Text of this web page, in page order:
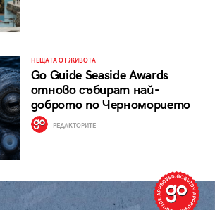
НЕЩАТА ОТ ЖИВОТА
Go Guide Seaside Awards
отново събират най-
доброто по Черноморието
РЕДАКТОРИТЕ